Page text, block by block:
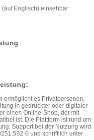
Englisch) einsehbar:
ermöglicht es Privatpersonen,
in gedruckter oder digitaler
einen Online-Shop, der mit
ist. Die Plattform ist rund um
Support bei der Nutzung wird
0 und schriftlich unter